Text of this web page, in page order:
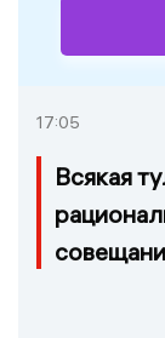
17:05
Всякая